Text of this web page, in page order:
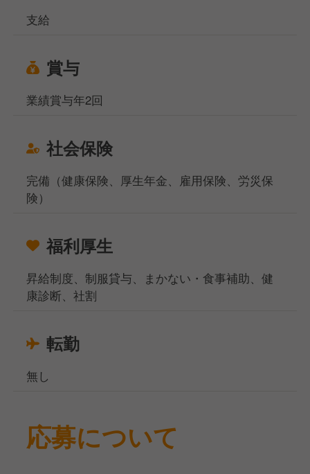
支給
賞与
業績賞与年2回
社会保険
完備（健康保険、厚生年金、雇用保険、労災保
険）
福利厚生
昇給制度、制服貸与、まかない・食事補助、健
康診断、社割
転勤
無し
応募について